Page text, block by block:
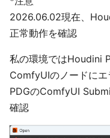
2026.06.02現在、
正常動作を確認
私の環境ではHoudini
ComfyUIのノードにエ
PDGのComfyUI
確認